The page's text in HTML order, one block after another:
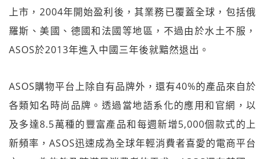
上市，2004年開始盈利後，其業務已覆蓋全球，包括俄
羅斯、美國、德國和法國等地區，不過由於水土不服，
ASOS於2013年進入中國三年後就黯然退出。
ASOS購物平台上除自有品牌外，還有40%的產品來自於
各類知名時尚品牌。透過當地語系化的應用和官網，以
及多達8.5萬種的豐富產品和每週新增5,000個款式的上
新頻率，ASOS迅速成為全球年輕消費者喜愛的電商平台